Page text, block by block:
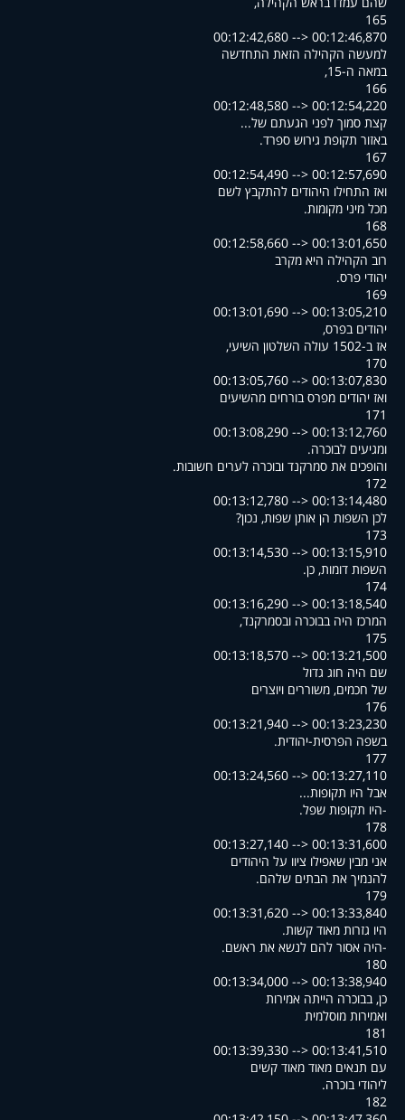
165
00:12:42,680 --> 00:12:46,870
למעשה הקהילה הזאת התחדשה
,במאה ה-15
166
00:12:48,580 --> 00:12:54,220
...קצת סמוך לפני הגעתם של
.באזור תקופת גירוש ספרד
167
00:12:54,490 --> 00:12:57,690
ואז התחילו היהודים להתקבץ לשם
.מכל מיני מקומות
168
00:12:58,660 --> 00:13:01,650
רוב הקהילה היא מקרב
.יהודי פרס
169
00:13:01,690 --> 00:13:05,210
,יהודים בפרס
,אז ב-1502 עולה השלטון השיעי
170
00:13:05,760 --> 00:13:07,830
ואז יהודים מפרס בורחים מהשיעים
171
00:13:08,290 --> 00:13:12,760
.ומגיעים לבוכרה
.והופכים את סמרקנד ובוכרה לערים חשובות
172
00:13:12,780 --> 00:13:14,480
?לכן השפות הן אותן שפות, נכון
173
00:13:14,530 --> 00:13:15,910
.השפות דומות, כן
174
00:13:16,290 --> 00:13:18,540
,המרכז היה בבוכרה ובסמרקנד
175
00:13:18,570 --> 00:13:21,500
שם היה חוג גדול
של חכמים, משוררים ויוצרים
176
00:13:21,940 --> 00:13:23,230
.בשפה הפרסית-יהודית
177
00:13:24,560 --> 00:13:27,110
...אבל היו תקופות
.היו תקופות שפל-
178
00:13:27,140 --> 00:13:31,600
אני מבין שאפילו ציוו על היהודים
.להנמיך את הבתים שלהם
179
00:13:31,620 --> 00:13:33,840
.היו גזרות מאוד קשות
.היה אסור להם לנשא את ראשם-
180
00:13:34,000 --> 00:13:38,940
כן, בבוכרה הייתה אמירות
ואמירות מוסלמית
181
00:13:39,330 --> 00:13:41,510
עם תנאים מאוד מאוד קשים
.ליהודי בוכרה
182